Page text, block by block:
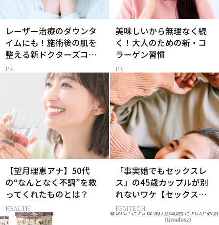
レーザー治療のダウンタ
イムにも！施術後の肌を
整える新ドクターズコス
メ
美味しいから無理なく続
く！大人のための新・コ
ラーゲン習慣
【望月理恵アナ】50代
の“なんとなく不調”を救
ってくれたものとは？
HEALTH
「事実婚でもセックスレ
ス」の45歳カップルが別
れないワケ【セックスレ
ス AND THE CITY -女たち
の告白-】
FEMTECH